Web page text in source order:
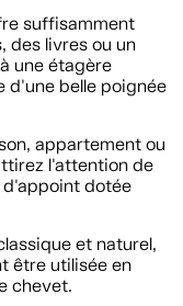
suffisamment
des livres ou un
une étagère
d'une belle poignée
appartement ou
l'attention de
d'appoint dotée
et naturel,
être utilisée en
chevet.